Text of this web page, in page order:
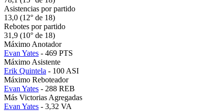
Asistencias por partido
13,0 (12° de 18)
Rebotes por partido
31,9 (10° de 18)
Máximo Anotador
Evan Yates - 469 PTS
Máximo Asistente
Erik Quintela - 100 ASI
Máximo Reboteador
Evan Yates - 288 REB
Más Victorias Agregadas
Evan Yates - 3,32 VA